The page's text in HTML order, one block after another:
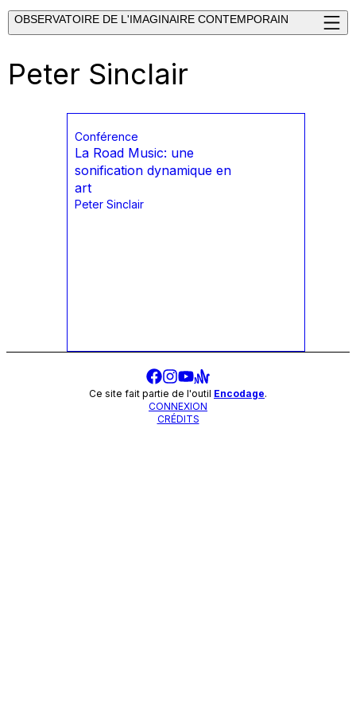
OBSERVATOIRE DE L'IMAGINAIRE CONTEMPORAIN
Peter Sinclair
Conférence
La Road Music: une
sonification dynamique en
art
Peter Sinclair
Ce site fait partie de l'outil Encodage.
CONNEXION
CRÉDITS